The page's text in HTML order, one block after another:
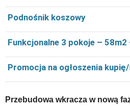
Podnośnik koszowy
Funkcjonalne 3 pokoje –
Promocja na ogłoszenia
Przebudowa wkracza w nową